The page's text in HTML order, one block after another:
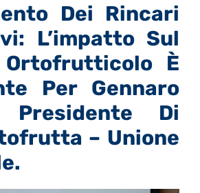
Dei Rincari
L’impatto Sul
È
PerGennaro
Presidente Di
– Unione